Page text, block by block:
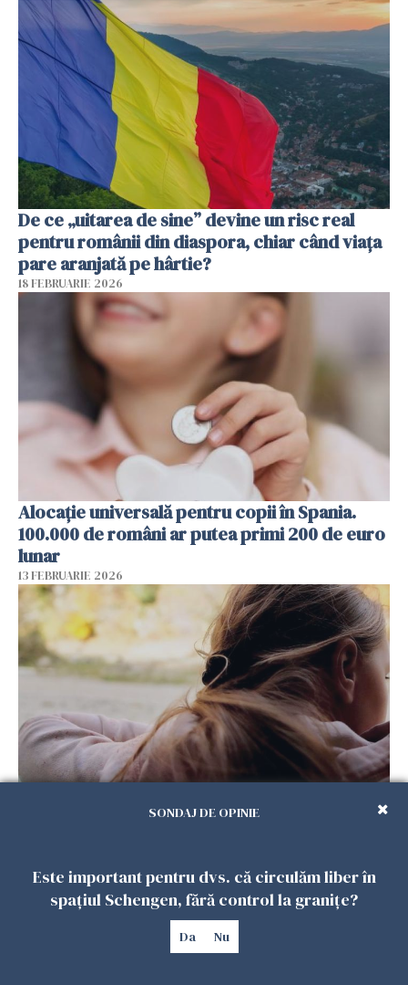
De ce „uitarea de sine” devine un risc real
pentru românii din diaspora, chiar când viața
pare aranjată pe hârtie?
18 FEBRUARIE 2026
Alocație universală pentru copii în Spania.
100.000 de români ar putea primi 200 de euro
lunar
13 FEBRUARIE 2026
De ce dorul de casă rămâne atât de viu la
13 FEBRUARIE 2026
SONDAJ DE OPINIE
Este important pentru dvs. că circulăm liber în
spațiul Schengen, fără control la granițe?
Da Nu